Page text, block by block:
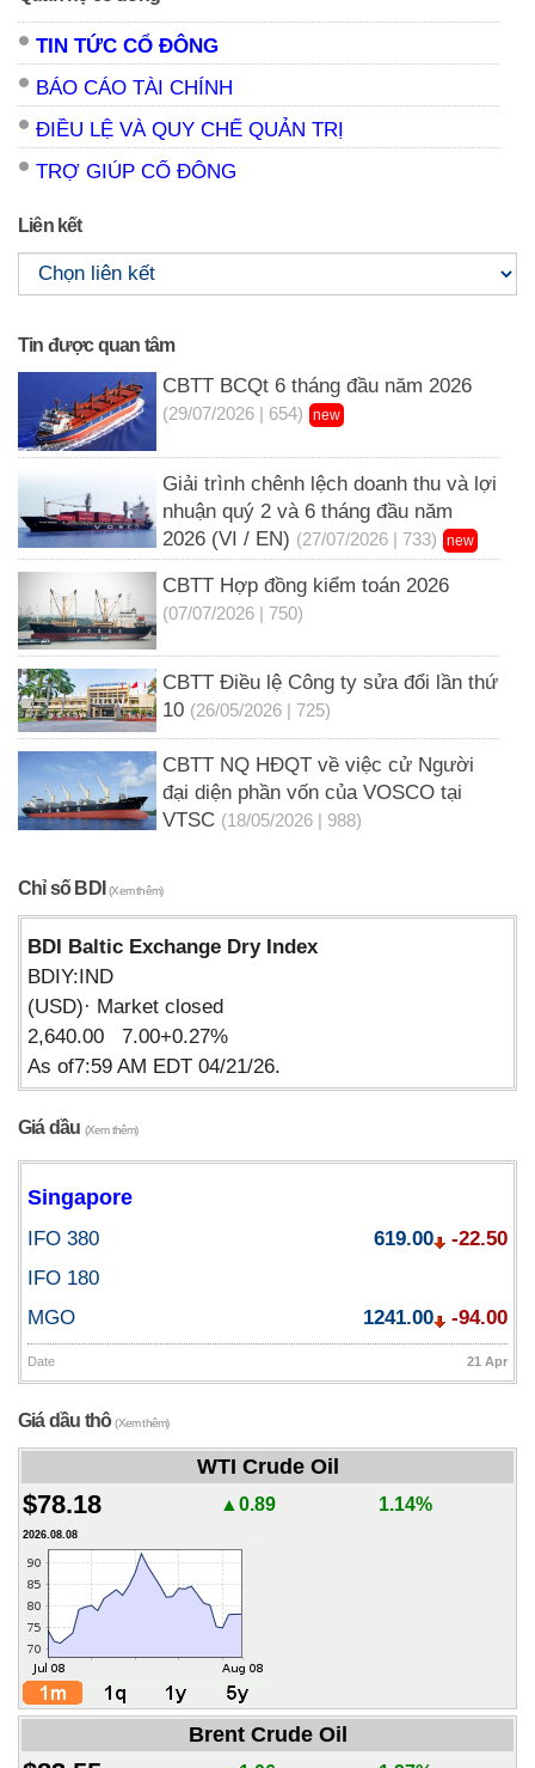
TIN TỨC CỔ ĐÔNG
BÁO CÁO TÀI CHÍNH
ĐIỀU LỆ VÀ QUY CHẾ QUẢN TRỊ
TRỢ GIÚP CỔ ĐÔNG
Liên kết
Tin được quan tâm
CBTT BCQt 6 tháng đầu năm 2026
(29/07/2026 | 654) new
Giải trình chênh lệch doanh thu và lợi
nhuận quý 2 và 6 tháng đầu năm
2026 (VI / EN) (27/07/2026 | 733) new
CBTT Hợp đồng kiểm toán 2026
(07/07/2026 | 750)
CBTT Điều lệ Công ty sửa đổi lần thứ
10 (26/05/2026 | 725)
CBTT NQ HĐQT về việc cử Người
đại diện phần vốn của VOSCO tại
VTSC (18/05/2026 | 988)
Chỉ số BDI(Xem thêm)
BDI Baltic Exchange Dry Index
BDIY:IND
(USD)· Market closed
2,640.00 7.00+0.27%
As of7:59 AM EDT 04/21/26.
Giá dầu (Xem thêm)
Singapore
IFO 380 619.00
-22.50
IFO 180
MGO
1241.00 -94.00
Date 21 Apr
Giá dầu thô(Xem thêm)
WTI Crude Oil
$78.18 ▲0.89 1.14%
2026.08.08
Brent Crude Oil